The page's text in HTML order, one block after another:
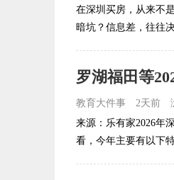
在深圳买房，从来不
暗坑？信息差，往往
教育大件事 2天前
来源：乐有家2026年
看，今年主要有以下